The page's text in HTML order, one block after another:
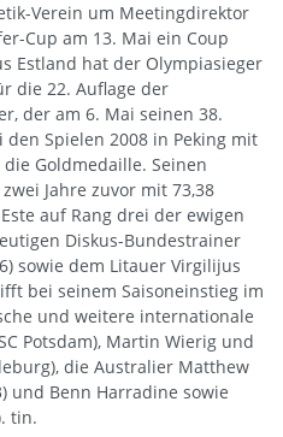
Verein um Meetingdirektor
Cup am 13. Mai ein Coup
Estland hat der Olympiasieger
die 22. Auflage der
der am 6. Mai seinen 38.
Spielen 2008 in Peking mit
Goldmedaille. Seinen
Jahre zuvor mit 73,38
auf Rang drei der ewigen
Diskus-Bundestrainer
sowie dem Litauer Virgilijus
bei seinem Saisoneinstieg im
und weitere internationale
Potsdam), Martin Wierig und
die Australier Matthew
und Benn Harradine sowie
tin.